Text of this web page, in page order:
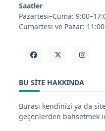
Saatler
Pazartesi–Cuma:
Cumartesi ve Pazar:
BU SITE HAKKINDA
Burası kendinizi ya da
geçenlerden bahsetmek